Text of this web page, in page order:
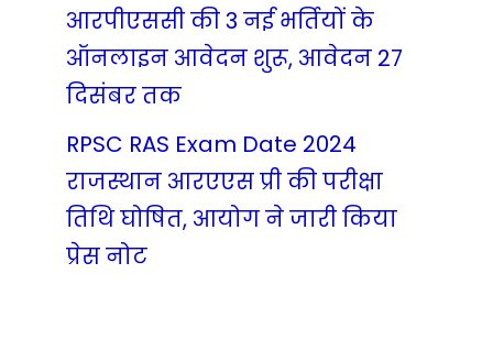
आरपीएससी की 3 नई भर्तियों के
ऑनलाइन आवेदन शुरू, आवेदन 27
दिसंबर तक
RPSC RAS Exam Date 2024
राजस्थान आरएएस प्री की परीक्षा
तिथि घोषित, आयोग ने जारी किया
प्रेस नोट